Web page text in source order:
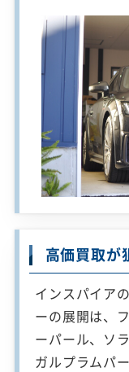
高価買取が
インスパイア
ーの展開は、
ーパール、ソ
ガルプラムパ